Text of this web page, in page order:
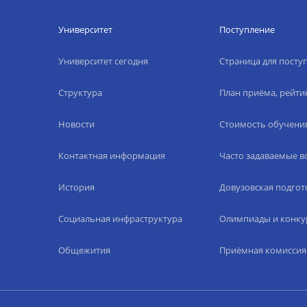
Университет
Университет сегодня
Структура
Новости
Контактная информация
История
Социальная инфраструктура
Общежития
Поступление
Страница для
План приёма,
Стоимость
Часто задаваемые
Довузовская
Олимпиады и
Приёмная комиссия